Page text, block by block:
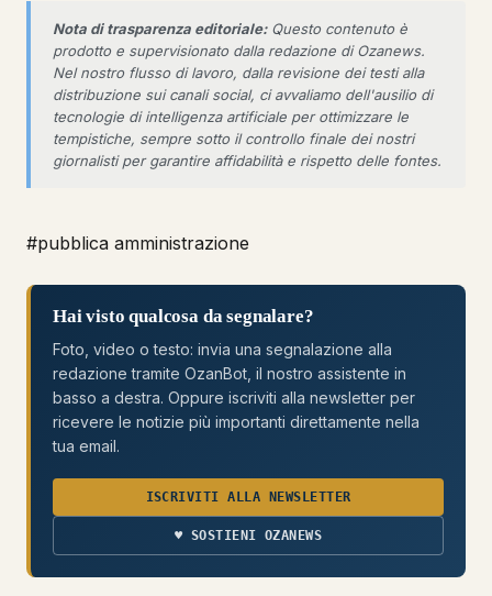
Nota di trasparenza editoriale:Questo contenuto è
prodotto e supervisionato dalla redazione di Ozanews.
Nel nostro flusso di lavoro, dalla revisione dei testi alla
distribuzione sui canali social, ci avvaliamo dell'ausilio di
tecnologie di intelligenza artificiale per ottimizzare le
tempistiche, sempre sotto il controllo finale dei nostri
giornalisti per garantire affidabilità e rispetto delle fontes.
#pubblica amministrazione
Hai visto qualcosa da segnalare?
Foto, video o testo: invia una segnalazione alla
redazione tramite OzanBot, il nostro assistente in
basso a destra. Oppure iscriviti alla newsletter per
ricevere le notizie più importanti direttamente nella
tua email.
ISCRIVITI ALLA NEWSLETTER
♥ SOSTIENI OZANEWS